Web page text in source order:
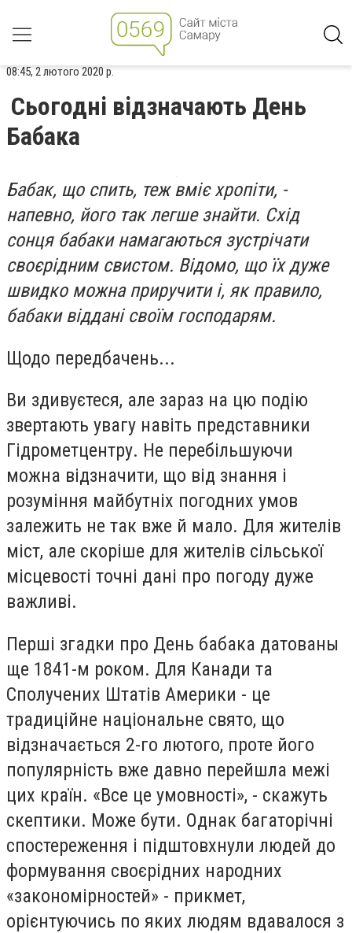
08:45, 2 лютого 2020 р.
Сьогодні відзначають День
Бабака
Бабак, що спить, теж вміє хропіти, -
напевно, його так легше знайти. Схід
сонця бабаки намагаються зустрічати
своєрідним свистом. Відомо, що їх дуже
швидко можна приручити і, як правило,
бабаки віддані своїм господарям.
Щодо передбачень...
Ви здивуєтеся, але зараз на цю подію
звертають увагу навіть представники
Гідрометцентру. Не перебільшуючи
можна відзначити, що від знання і
розуміння майбутніх погодних умов
залежить не так вже й мало. Для жителів
міст, але скоріше для жителів сільської
місцевості точні дані про погоду дуже
важливі.
Перші згадки про День бабака датованы
ще 1841-м роком. Для Канади та
Сполучених Штатів Америки - це
традиційне національне свято, що
відзначається 2-го лютого, проте його
популярність вже давно перейшла межі
цих країн. «Все це умовності», - скажуть
скептики. Може бути. Однак багаторічні
спостереження і підштовхнули людей до
формування своєрідних народних
«закономірностей» - прикмет,
орієнтуючись по яких людям вдавалося з